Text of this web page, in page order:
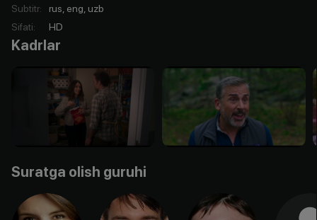
Subtitr:
rus, eng, uzb
Sifati: HD
Kadrlar
Suratga olish guruhi